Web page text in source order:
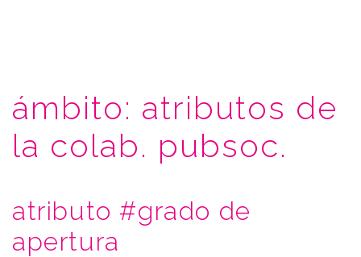
ámbito: atributos de
la colab. pubsoc.
atributo #grado de
apertura